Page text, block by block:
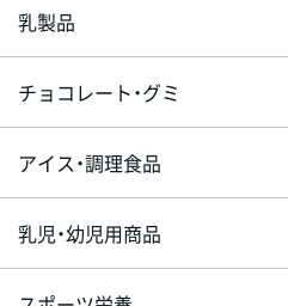
乳製品
チョコレート・グミ
アイス・調理食品
乳児・幼児用商品